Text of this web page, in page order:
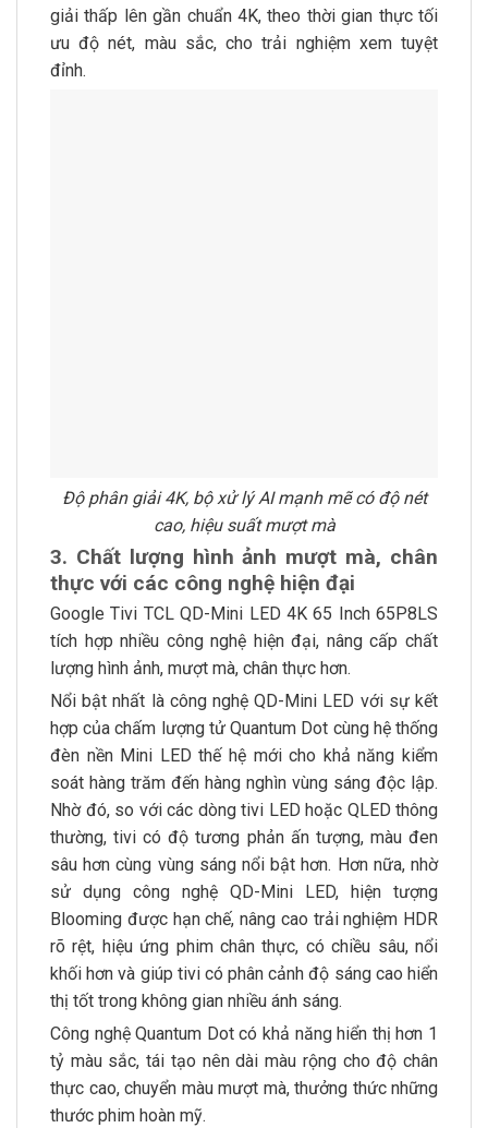
giải thấp lên gần chuẩn 4K, theo thời gian thực tối
ưu độ nét, màu sắc, cho trải nghiệm xem tuyệt
đỉnh.
Độ phân giải 4K, bộ xử lý AI mạnh mẽ có độ nét
cao, hiệu suất mượt mà
3. Chất lượng hình ảnh mượt mà, chân
thực với các công nghệ hiện đại
Google Tivi TCL QD-Mini LED 4K 65 Inch 65P8LS
tích hợp nhiều công nghệ hiện đại, nâng cấp chất
lượng hình ảnh, mượt mà, chân thực hơn.
Nổi bật nhất là công nghệ QD-Mini LED với sự kết
hợp của chấm lượng tử Quantum Dot cùng hệ thống
đèn nền Mini LED thế hệ mới cho khả năng kiểm
soát hàng trăm đến hàng nghìn vùng sáng độc lập.
Nhờ đó, so với các dòng tivi LED hoặc QLED thông
thường, tivi có độ tương phản ấn tượng, màu đen
sâu hơn cùng vùng sáng nổi bật hơn. Hơn nữa, nhờ
sử dụng công nghệ QD-Mini LED, hiện tượng
Blooming được hạn chế, nâng cao trải nghiệm HDR
rõ rệt, hiệu ứng phim chân thực, có chiều sâu, nổi
khối hơn và giúp tivi có phân cảnh độ sáng cao hiển
thị tốt trong không gian nhiều ánh sáng.
Công nghệ Quantum Dot có khả năng hiển thị hơn 1
tỷ màu sắc, tái tạo nên dài màu rộng cho độ chân
thực cao, chuyển màu mượt mà, thưởng thức những
thước phim hoàn mỹ.